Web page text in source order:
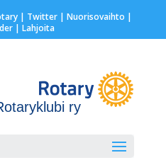
| Twitter| Nuorisovaihto |
| Lahjoita
ry